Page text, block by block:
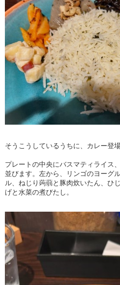
そうこうしているうちに、カレー登場
プレートの中央にバスマティライス
並びます。左から、リンゴのヨーグ
ル、ねじり蒟蒻と豚肉炊いたん、ひ
げと水菜の煮びたし。